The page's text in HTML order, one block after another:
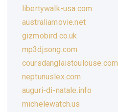
libertywalk-usa.com
australiamovie.net
gizmobird.co.uk
mp3djsong.com
coursdanglaistoulouse.com
neptunuslex.com
auguri-di-natale.info
michelewatch.us